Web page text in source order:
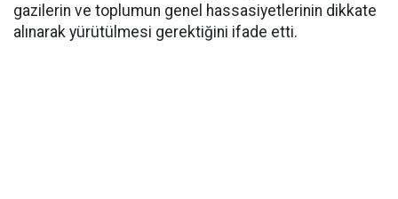
gazilerin ve toplumun genel hassasiyetlerinin dikkate
alınarak yürütülmesi gerektiğini ifade etti.